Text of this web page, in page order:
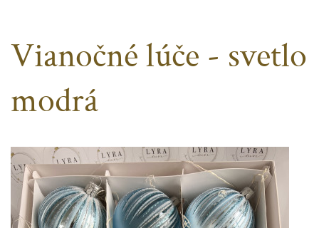
Vianočné lúče - svetlo
modrá